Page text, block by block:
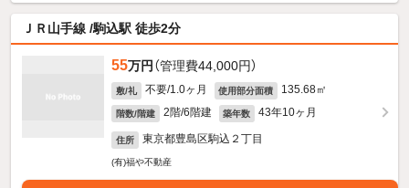
ＪＲ山手線 /駒込駅 徒歩2分
55万円 （管理費44,000円）
敷/礼 不要/1.0ヶ月 使用部分面積 135.68㎡
階数/階建 2階/6階建 築年数 43年10ヶ月
住所 東京都豊島区駒込２丁目
(有)福や不動産